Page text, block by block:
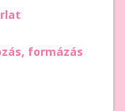
formázás